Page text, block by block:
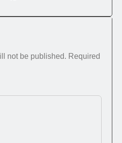
not be published. Required